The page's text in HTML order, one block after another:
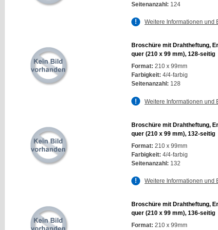
Seitenanzahl: 124
Weitere Informationen und
Broschüre mit Drahtheftung,
quer (210 x 99 mm), 128-seitig
Format: 210 x 99mm
Farbigkeit: 4/4-farbig
Seitenanzahl: 128
Weitere Informationen und
Broschüre mit Drahtheftung,
quer (210 x 99 mm), 132-seitig
Format: 210 x 99mm
Farbigkeit: 4/4-farbig
Seitenanzahl: 132
Weitere Informationen und
Broschüre mit Drahtheftung,
quer (210 x 99 mm), 136-seitig
Format: 210 x 99mm